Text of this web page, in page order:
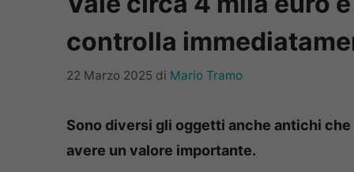
controlla
22 Marzo 2025 di Mario Tramo
Sono diversi gli oggetti anche antichi
avere un valore importante.